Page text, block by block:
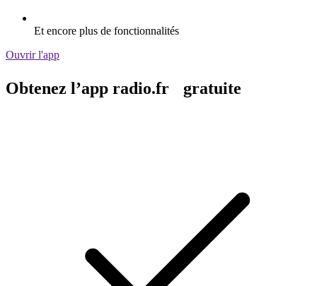
Et encore plus de fonctionnalités
Ouvrir l'app
Obtenez l’app radio.fr gratuite